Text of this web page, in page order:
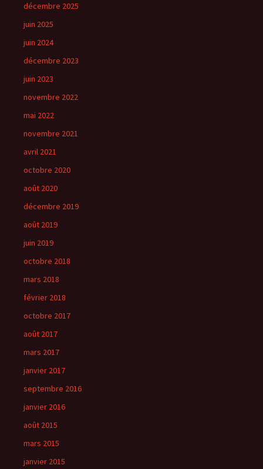
décembre 2025
juin 2025
juin 2024
décembre 2023
juin 2023
novembre 2022
mai 2022
novembre 2021
avril 2021
octobre 2020
août 2020
décembre 2019
août 2019
juin 2019
octobre 2018
mars 2018
février 2018
octobre 2017
août 2017
mars 2017
janvier 2017
septembre 2016
janvier 2016
août 2015
mars 2015
janvier 2015